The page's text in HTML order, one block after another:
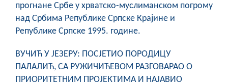
прогнане Србе у хрватско-муслиманском погрому
над Србима Републике Српске Крајине и
Републике Српске 1995. године.
ВУЧИЋ У ЈЕЗЕРУ: ПОСЈЕТИО ПОРОДИЦУ
ПАЛАЛИЋ, СА РУЖИЧИЋЕВОМ РАЗГОВАРАО О
ПРИОРИТЕТНИМ ПРОЈЕКТИМА И НАЈАВИО